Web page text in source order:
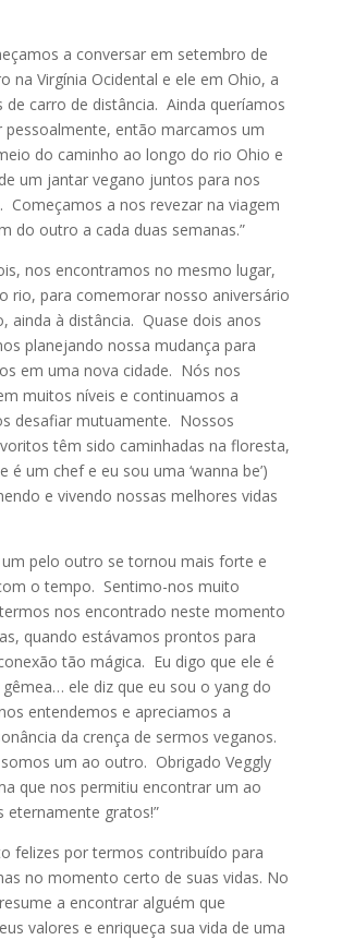
a conversar em setembro de
na Virgínia Ocidental e ele em Ohio, a
de carro de distância. Ainda queríamos
pessoalmente, então marcamos um
do caminho ao longo do rio Ohio e
um jantar vegano juntos para nos
Começamos a nos revezar na viagem
do outro a cada duas semanas.”
nos encontramos no mesmo lugar,
rio, para comemorar nosso aniversário
ainda à distância. Quase dois anos
planejando nossa mudança para
em uma nova cidade. Nós nos
muitos níveis e continuamos a
desafiar mutuamente. Nossos
têm sido caminhadas na floresta,
é um chef e eu sou uma ‘wanna be’)
e vivendo nossas melhores vidas
pelo outro se tornou mais forte e
o tempo. Sentimo-nos muito
nos encontrado neste momento
quando estávamos prontos para
tão mágica. Eu digo que ele é
ele diz que eu sou o yang do
entendemos e apreciamos a
da crença de sermos veganos.
um ao outro. Obrigado Veggly
que nos permitiu encontrar um ao
gratos!”
felizes por termos contribuído para
no momento certo de suas vidas. No
a encontrar alguém que
valores e enriqueça sua vida de uma